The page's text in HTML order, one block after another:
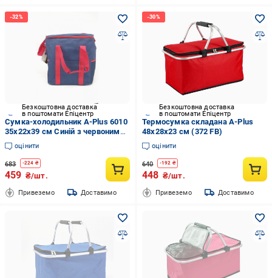
Безкоштовна доставка
в поштомати Епіцентр
Сумка-холодильник A-Plus 6010
35х22х39 см Синій з червоним
(1808755748)
оцінити
683 -224 ₴
459 ₴/шт.
Привеземо Доставимо
Безкоштовна доставка
в поштомати Епіцентр
Термосумка складана A-Plus
48х28х23 см (372 FB)
оцінити
640 -192 ₴
448 ₴/шт.
Привеземо Доставимо